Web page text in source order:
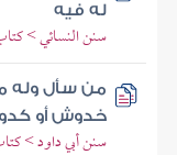
له فيه
سنن النسائي >
من سأل وله
خدوش أو
سنن أبي داود >